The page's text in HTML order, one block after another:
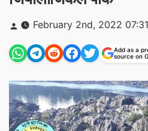
Posted
by
February 2nd, 2022
Add as a
source on